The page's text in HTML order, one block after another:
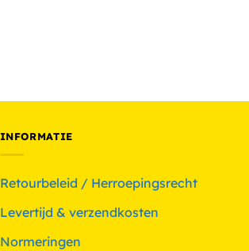
INFORMATIE
Retourbeleid / Herroepingsrecht
Levertijd & verzendkosten
Normeringen